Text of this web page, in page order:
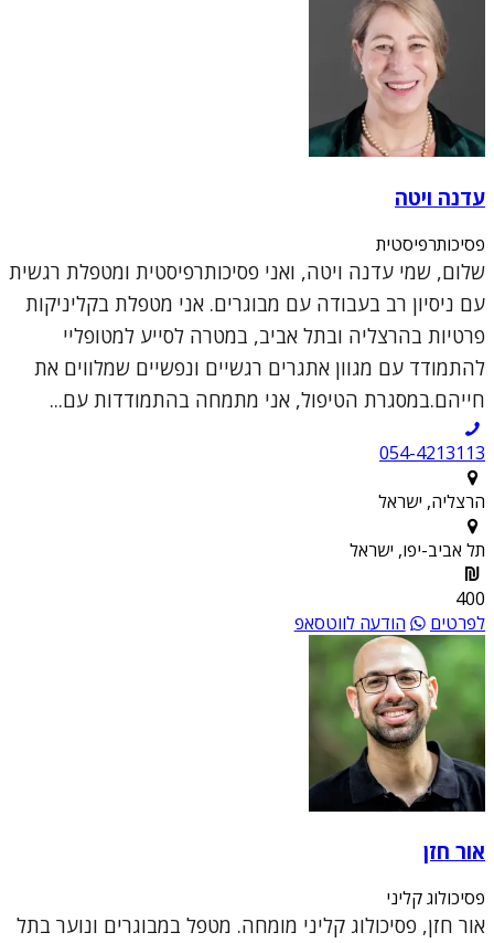
עדנה ויטה
פסיכותרפיסטית
שלום, שמי עדנה ויטה, ואני פסיכותרפיסטית ומטפלת רגשית
עם ניסיון רב בעבודה עם מבוגרים. אני מטפלת בקליניקות
פרטיות בהרצליה ובתל אביב, במטרה לסייע למטופליי
להתמודד עם מגוון אתגרים רגשיים ונפשיים שמלווים את
חייהם.במסגרת הטיפול, אני מתמחה בהתמודדות עם...
054-4213113
הרצליה, ישראל
תל אביב-יפו, ישראל
400
לפרטים
הודעה לווטסאפ
אור חזן
פסיכולוג קליני
אור חזן, פסיכולוג קליני מומחה. מטפל במבוגרים ונוער בתל